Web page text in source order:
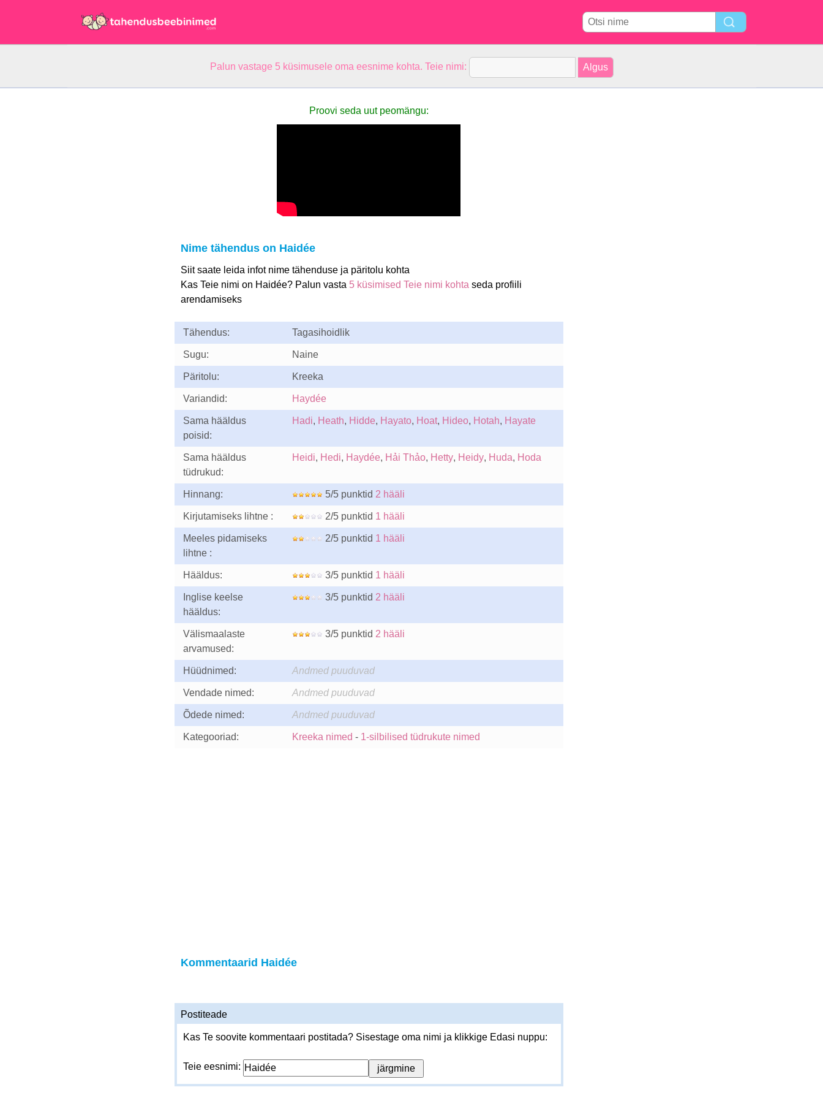
Palun vastage 5 küsimusele oma eesnime kohta. Teie nimi:
Proovi seda uut peomängu:
Nime tähendus on Haidée
Siit saate leida infot nime tähenduse ja päritolu kohta
Kas Teie nimi on Haidée? Palun vasta 5 küsimised Teie nimi kohta seda profiili
arendamiseks
Tähendus: Tagasihoidlik
Sugu: Naine
Päritolu: Kreeka
Variandid: Haydée
Sama hääldus
poisid:
Hadi, Heath, Hidde, Hayato, Hoat, Hideo, Hotah, Hayate
Sama hääldus
tüdrukud:
Heidi, Hedi, Haydée, Hải Thảo, Hetty, Heidy, Huda, Hoda
Hinnang: 5/5 punktid 2 hääli
Kirjutamiseks lihtne : 2/5 punktid 1 hääli
Meeles pidamiseks
lihtne :
2/5 punktid 1 hääli
Hääldus: 3/5 punktid 1 hääli
Inglise keelse
hääldus:
3/5 punktid 2 hääli
Välismaalaste
arvamused:
3/5 punktid 2 hääli
Hüüdnimed: Andmed puuduvad
Vendade nimed: Andmed puuduvad
Õdede nimed: Andmed puuduvad
Kategooriad: Kreeka nimed - 1-silbilised tüdrukute nimed
Kommentaarid Haidée
Postiteade
Kas Te soovite kommentaari postitada? Sisestage oma nimi ja klikkige Edasi nuppu:
Teie eesnimi: